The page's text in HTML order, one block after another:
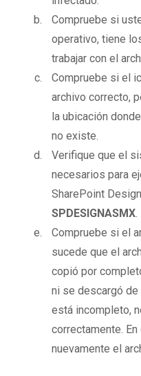
Compruebe si
operativo, tiene
trabajar con el
Compruebe si el
archivo correcto,
la ubicación
no existe.
Verifique que el
necesarios para
SharePoint
SPDESIGNASMX.
Compruebe si el
sucede que el
copió por
ni se descargó de
está incompleto,
correctamente.
nuevamente el